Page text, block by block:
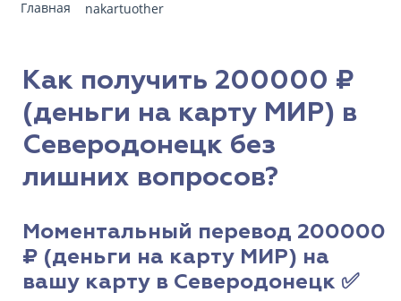
Главная nakartuother
Как получить 200000 ₽
(деньги на карту МИР) в
Северодонецк без
лишних вопросов?
Моментальный перевод 200000
₽ (деньги на карту МИР) на
вашу карту в Северодонецк ✅